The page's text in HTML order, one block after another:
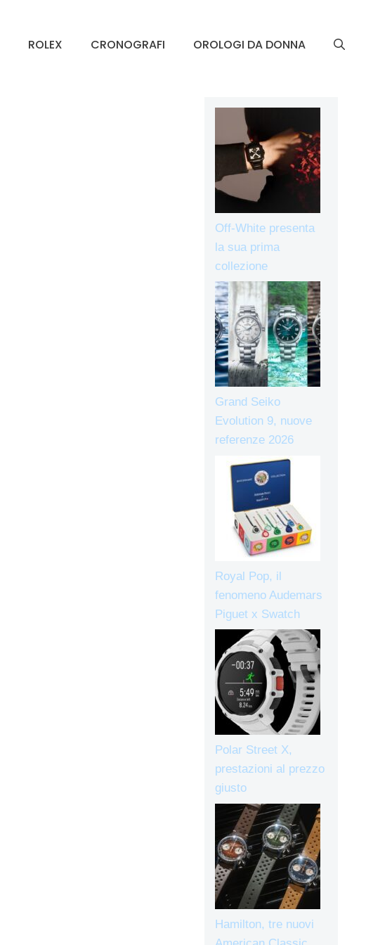
ROLEX CRONOGRAFI OROLOGI DA DONNA
Off-White presenta
la sua prima
collezione
Grand Seiko
Evolution 9, nuove
referenze 2026
Royal Pop, il
fenomeno Audemars
Piguet x Swatch
Polar Street X,
prestazioni al prezzo
giusto
Hamilton, tre nuovi